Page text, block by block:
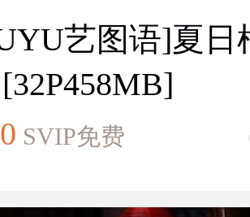
艺图语]夏日
SVIP免费